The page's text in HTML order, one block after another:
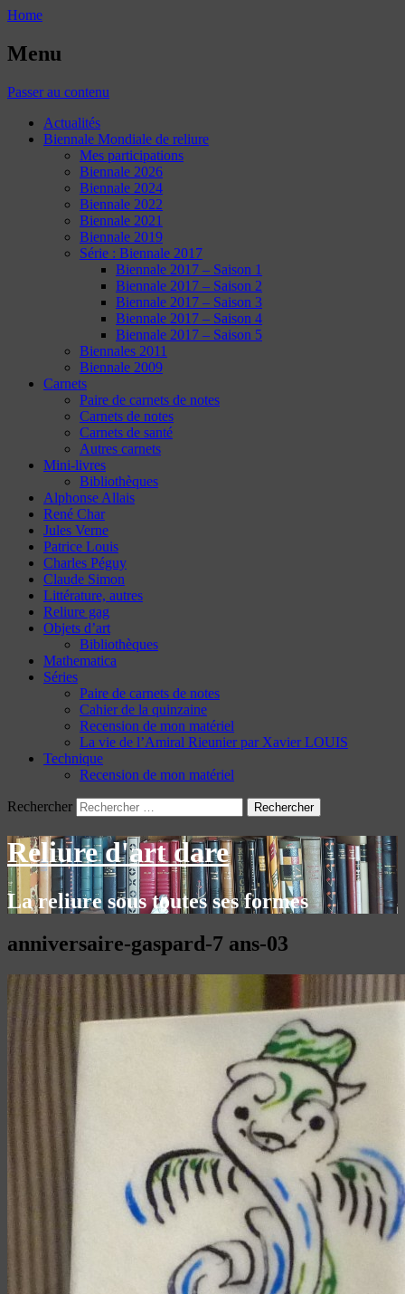
Home
Menu
Passer au contenu
Actualités
Biennale Mondiale de reliure
Mes participations
Biennale 2026
Biennale 2024
Biennale 2022
Biennale 2021
Biennale 2019
Série : Biennale 2017
Biennale 2017 – Saison 1
Biennale 2017 – Saison 2
Biennale 2017 – Saison 3
Biennale 2017 – Saison 4
Biennale 2017 – Saison 5
Biennales 2011
Biennale 2009
Carnets
Paire de carnets de notes
Carnets de notes
Carnets de santé
Autres carnets
Mini-livres
Bibliothèques
Alphonse Allais
René Char
Jules Verne
Patrice Louis
Charles Péguy
Claude Simon
Littérature, autres
Reliure gag
Objets d’art
Bibliothèques
Mathematica
Séries
Paire de carnets de notes
Cahier de la quinzaine
Recension de mon matériel
La vie de l’Amiral Rieunier par Xavier LOUIS
Technique
Recension de mon matériel
Rechercher
Reliure d'art dare
La reliure sous toutes ses formes
anniversaire-gaspard-7 ans-03